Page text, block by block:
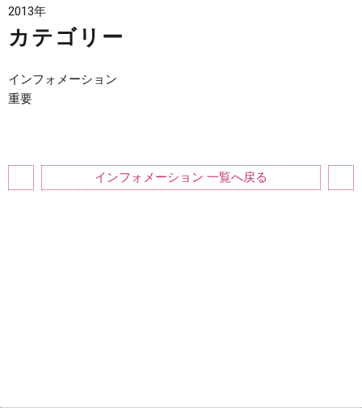
2013年
カテゴリー
インフォメーション
重要
インフォメーション 一覧へ戻る